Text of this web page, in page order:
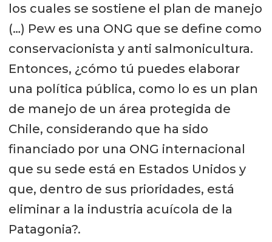
los cuales se sostiene el plan de manejo
(…) Pew es una ONG que se define como
conservacionista y anti salmonicultura.
Entonces, ¿cómo tú puedes elaborar
una política pública, como lo es un plan
de manejo de un área protegida de
Chile, considerando que ha sido
financiado por una ONG internacional
que su sede está en Estados Unidos y
que, dentro de sus prioridades, está
eliminar a la industria acuícola de la
Patagonia?.